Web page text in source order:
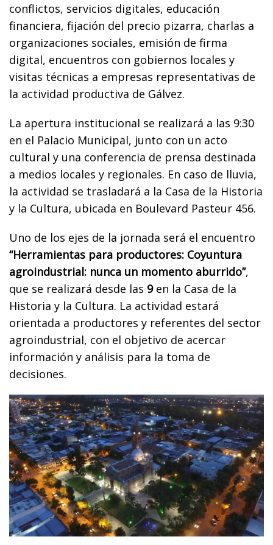
conflictos, servicios digitales, educación
financiera, fijación del precio pizarra, charlas a
organizaciones sociales, emisión de firma
digital, encuentros con gobiernos locales y
visitas técnicas a empresas representativas de
la actividad productiva de Gálvez.
La apertura institucional se realizará a las 9:30
en el Palacio Municipal, junto con un acto
cultural y una conferencia de prensa destinada
a medios locales y regionales. En caso de lluvia,
la actividad se trasladará a la Casa de la Historia
y la Cultura, ubicada en Boulevard Pasteur 456.
Uno de los ejes de la jornada será el encuentro
“Herramientas para productores: Coyuntura
agroindustrial: nunca un momento aburrido”,
que se realizará desde las 9en la Casa de la
Historia y la Cultura. La actividad estará
orientada a productores y referentes del sector
agroindustrial, con el objetivo de acercar
información y análisis para la toma de
decisiones.